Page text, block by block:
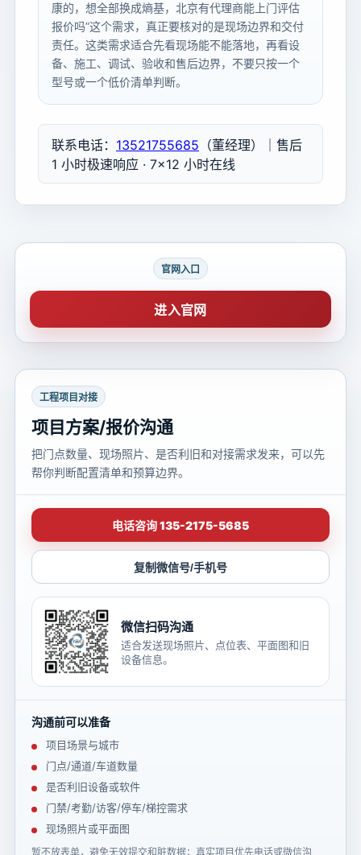
康的，想全部换成熵基，北京有代理商能上门评估
报价吗”这个需求，真正要核对的是现场边界和交付
责任。这类需求适合先看现场能不能落地，再看设
备、施工、调试、验收和售后边界，不要只按一个
型号或一个低价清单判断。
联系电话： 13521755685 （董经理）｜售后
1 小时极速响应 · 7×12 小时在线
官网入口
进入官网
工程项目对接
项目方案/报价沟通
把门点数量、现场照片、是否利旧和对接需求发来，可以先
帮你判断配置清单和预算边界。
电话咨询 135-2175-5685
复制微信号/手机号
微信扫码沟通
适合发送现场照片、点位表、平面图和旧
设备信息。
沟通前可以准备
项目场景与城市
门点/通道/车道数量
是否利旧设备或软件
门禁/考勤/访客/停车/梯控需求
现场照片或平面图
暂不放表单，避免无效提交和脏数据；真实项目优先电话或微信沟